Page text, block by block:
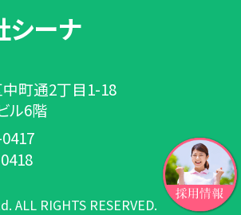
シーナ
町通2丁目1-18
ル6階
ALL RIGHTS RESERVED.